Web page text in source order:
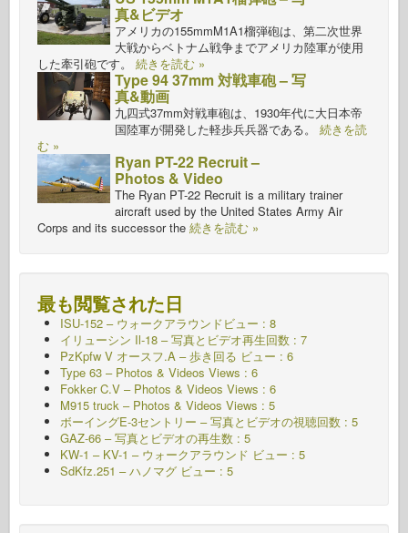
真&ビデオ
アメリカの155mmM1A1榴弾砲は、第二次世界
大戦からベトナム戦争までアメリカ陸軍が使用
した牽引砲です。 続きを読む »
Type 94 37mm 対戦車砲 – 写
真&動画
九四式37mm対戦車砲は、1930年代に大日本帝
国陸軍が開発した軽歩兵兵器である。 続きを読
む »
Ryan PT-22 Recruit –
Photos & Video
The Ryan PT-22 Recruit is a military trainer
aircraft used by the United States Army Air
Corps and its successor the 続きを読む »
最も閲覧された日
ISU-152 – ウォークアラウンドビュー : 8
イリューシン Il-18 – 写真とビデオ再生回数 : 7
PzKpfw V オースフ.A – 歩き回る ビュー : 6
Type 63 – Photos & Videos Views : 6
Fokker C.V – Photos & Videos Views : 6
M915 truck – Photos & Videos Views : 5
ボーイングE-3セントリー – 写真とビデオの視聴回数 : 5
GAZ-66 – 写真とビデオの再生数 : 5
KW-1 – KV-1 – ウォークアラウンド ビュー : 5
SdKfz.251 – ハノマグ ビュー : 5